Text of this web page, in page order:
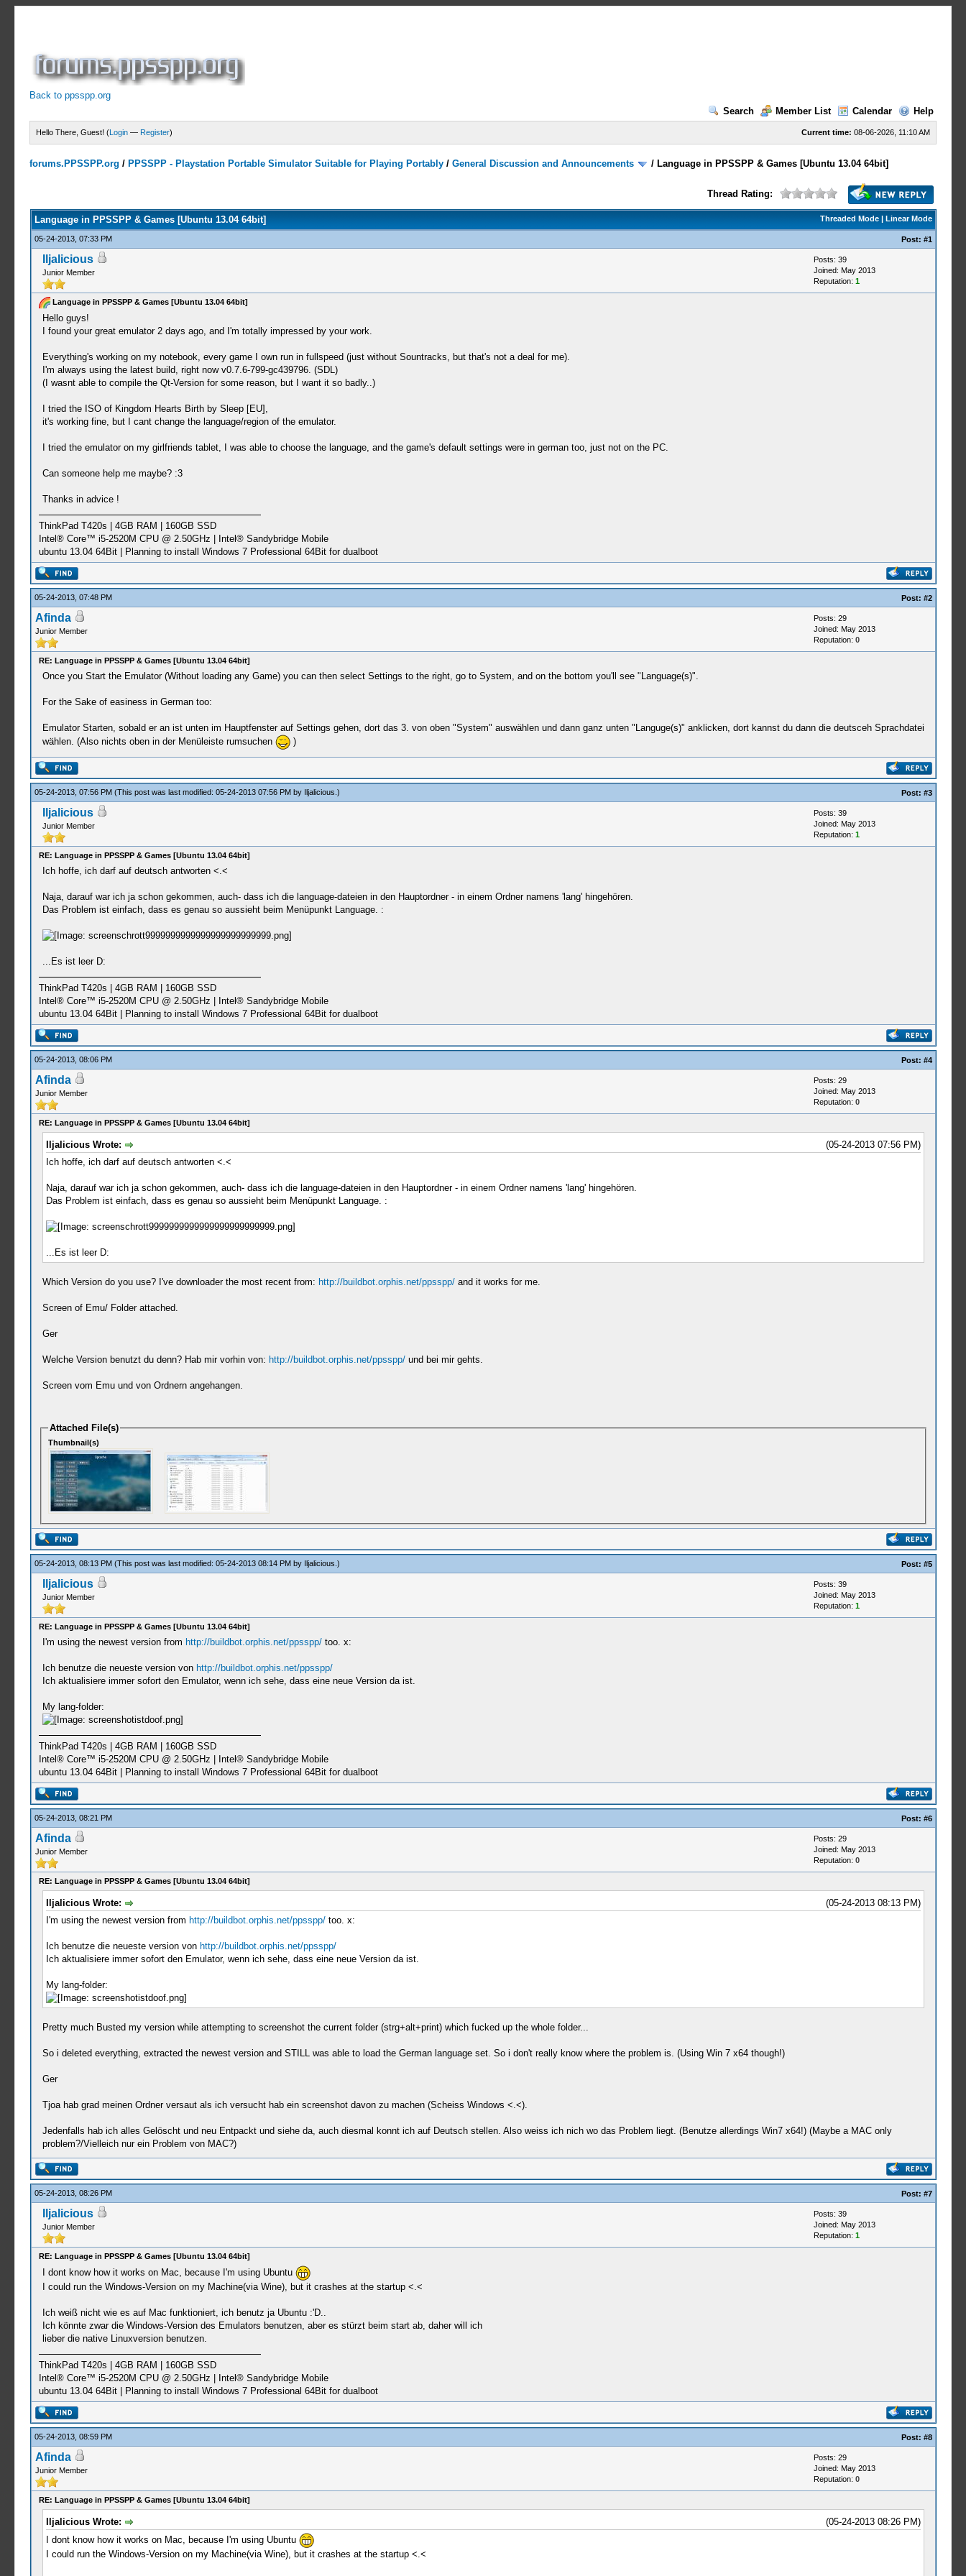
Back to ppsspp.org
Search
Member List Calendar Help
Current time: 08-06-2026, 11:10 AM
Hello There, Guest! (Login — Register)
forums.PPSSPP.org / PPSSPP - Playstation Portable Simulator Suitable for Playing Portably /General Discussion and Announcements / Language in PPSSPP & Games [Ubuntu 13.04 64bit]
Thread Rating:
Threaded Mode| Linear Mode
Language in PPSSPP & Games [Ubuntu 13.04 64bit]
05-24-2013, 07:33 PM Post: #1
Iljalicious
Junior Member
Posts: 39
Joined: May 2013
Reputation: 1
Language in PPSSPP & Games [Ubuntu 13.04 64bit]
Hello guys!
I found your great emulator 2 days ago, and I'm totally impressed by your work.
Everything's working on my notebook, every game I own run in fullspeed (just without Sountracks, but that's not a deal for me).
I'm always using the latest build, right now v0.7.6-799-gc439796. (SDL)
(I wasnt able to compile the Qt-Version for some reason, but I want it so badly..)
I tried the ISO of Kingdom Hearts Birth by Sleep [EU],
it's working fine, but I cant change the language/region of the emulator.
I tried the emulator on my girlfriends tablet, I was able to choose the language, and the game's default settings were in german too, just not on the PC.
Can someone help me maybe? :3
Thanks in advice !
ThinkPad T420s | 4GB RAM | 160GB SSD
Intel® Core™ i5-2520M CPU @ 2.50GHz | Intel® Sandybridge Mobile
ubuntu 13.04 64Bit | Planning to install Windows 7 Professional 64Bit for dualboot
05-24-2013, 07:48 PM Post: #2
Afinda
Junior Member
Posts: 29
Joined: May 2013
Reputation: 0
RE: Language in PPSSPP & Games [Ubuntu 13.04 64bit]
Once you Start the Emulator (Without loading any Game) you can then select Settings to the right, go to System, and on the bottom you'll see "Language(s)".
For the Sake of easiness in German too:
Emulator Starten, sobald er an ist unten im Hauptfenster auf Settings gehen, dort das 3. von oben "System" auswählen und dann ganz unten "Languge(s)" anklicken, dort kannst du dann die deutsceh Sprachdatei
wählen. (Also nichts oben in der Menüleiste rumsuchen
)
05-24-2013, 07:56 PM (This post was last modified: 05-24-2013 07:56 PM by Iljalicious .) Post: #3
Iljalicious
Junior Member
Posts: 39
Joined: May 2013
Reputation: 1
RE: Language in PPSSPP & Games [Ubuntu 13.04 64bit]
Ich hoffe, ich darf auf deutsch antworten <.<
Naja, darauf war ich ja schon gekommen, auch- dass ich die language-dateien in den Hauptordner - in einem Ordner namens 'lang' hingehören.
Das Problem ist einfach, dass es genau so aussieht beim Menüpunkt Language. :
...Es ist leer D:
ThinkPad T420s | 4GB RAM | 160GB SSD
Intel® Core™ i5-2520M CPU @ 2.50GHz | Intel® Sandybridge Mobile
ubuntu 13.04 64Bit | Planning to install Windows 7 Professional 64Bit for dualboot
05-24-2013, 08:06 PM Post: #4
Afinda
Junior Member
Posts: 29
Joined: May 2013
Reputation: 0
RE: Language in PPSSPP & Games [Ubuntu 13.04 64bit]
(05-24-2013 07:56 PM)
Iljalicious Wrote:
Ich hoffe, ich darf auf deutsch antworten <.<
Naja, darauf war ich ja schon gekommen, auch- dass ich die language-dateien in den Hauptordner - in einem Ordner namens 'lang' hingehören.
Das Problem ist einfach, dass es genau so aussieht beim Menüpunkt Language. :
...Es ist leer D:
Which Version do you use? I've downloader the most recent from: http://buildbot.orphis.net/ppsspp/and it works for me.
Screen of Emu/ Folder attached.
Ger
Welche Version benutzt du denn? Hab mir vorhin von: http://buildbot.orphis.net/ppsspp/und bei mir gehts.
Screen vom Emu und von Ordnern angehangen.
Attached File(s)
Thumbnail(s)
05-24-2013, 08:13 PM (This post was last modified: 05-24-2013 08:14 PM by Iljalicious .) Post: #5
Iljalicious
Junior Member
Posts: 39
Joined: May 2013
Reputation: 1
RE: Language in PPSSPP & Games [Ubuntu 13.04 64bit]
I'm using the newest version from http://buildbot.orphis.net/ppsspp/too. x:
Ich benutze die neueste version von http://buildbot.orphis.net/ppsspp/
Ich aktualisiere immer sofort den Emulator, wenn ich sehe, dass eine neue Version da ist.
My lang-folder:
ThinkPad T420s | 4GB RAM | 160GB SSD
Intel® Core™ i5-2520M CPU @ 2.50GHz | Intel® Sandybridge Mobile
ubuntu 13.04 64Bit | Planning to install Windows 7 Professional 64Bit for dualboot
05-24-2013, 08:21 PM Post: #6
Afinda
Junior Member
Posts: 29
Joined: May 2013
Reputation: 0
RE: Language in PPSSPP & Games [Ubuntu 13.04 64bit]
(05-24-2013 08:13 PM)
Iljalicious Wrote:
I'm using the newest version from http://buildbot.orphis.net/ppsspp/too. x:
Ich benutze die neueste version von http://buildbot.orphis.net/ppsspp/
Ich aktualisiere immer sofort den Emulator, wenn ich sehe, dass eine neue Version da ist.
My lang-folder:
Pretty much Busted my version while attempting to screenshot the current folder (strg+alt+print) which fucked up the whole folder...
So i deleted everything, extracted the newest version and STILL was able to load the German language set. So i don't really know where the problem is. (Using Win 7 x64 though!)
Ger
Tjoa hab grad meinen Ordner versaut als ich versucht hab ein screenshot davon zu machen (Scheiss Windows <.<).
Jedenfalls hab ich alles Gelöscht und neu Entpackt und siehe da, auch diesmal konnt ich auf Deutsch stellen. Also weiss ich nich wo das Problem liegt. (Benutze allerdings Win7 x64!) (Maybe a MAC only
problem?/Vielleich nur ein Problem von MAC?)
05-24-2013, 08:26 PM Post: #7
Iljalicious
Junior Member
Posts: 39
Joined: May 2013
Reputation: 1
RE: Language in PPSSPP & Games [Ubuntu 13.04 64bit]
I dont know how it works on Mac, because I'm using Ubuntu
I could run the Windows-Version on my Machine(via Wine), but it crashes at the startup <.<
Ich weiß nicht wie es auf Mac funktioniert, ich benutz ja Ubuntu :'D..
Ich könnte zwar die Windows-Version des Emulators benutzen, aber es stürzt beim start ab, daher will ich
lieber die native Linuxversion benutzen.
ThinkPad T420s | 4GB RAM | 160GB SSD
Intel® Core™ i5-2520M CPU @ 2.50GHz | Intel® Sandybridge Mobile
ubuntu 13.04 64Bit | Planning to install Windows 7 Professional 64Bit for dualboot
05-24-2013, 08:59 PM Post: #8
Afinda
Junior Member
Posts: 29
Joined: May 2013
Reputation: 0
RE: Language in PPSSPP & Games [Ubuntu 13.04 64bit]
(05-24-2013 08:26 PM)
Iljalicious Wrote:
I dont know how it works on Mac, because I'm using Ubuntu
I could run the Windows-Version on my Machine(via Wine), but it crashes at the startup <.<